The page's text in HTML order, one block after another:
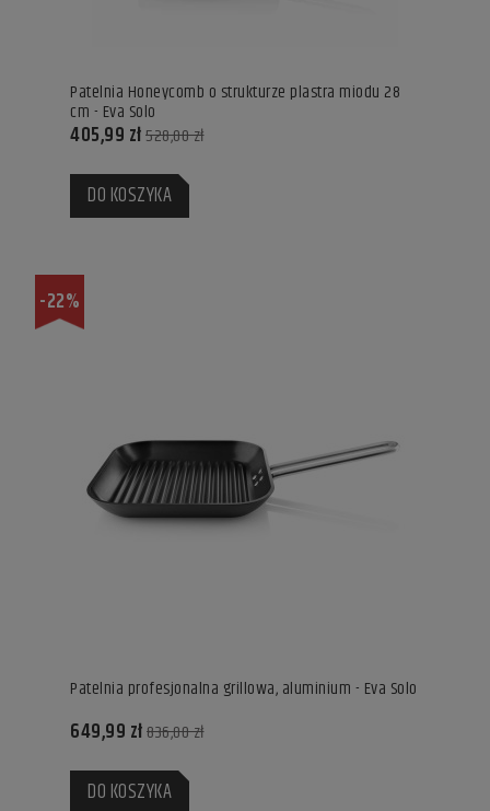
Patelnia Honeycomb o strukturze plastra miodu 28
cm - Eva Solo
405,99 zł528,00 zł
DO KOSZYKA
Patelnia profesjonalna grillowa, aluminium - Eva Solo
649,99 zł836,00 zł
DO KOSZYKA
-22%